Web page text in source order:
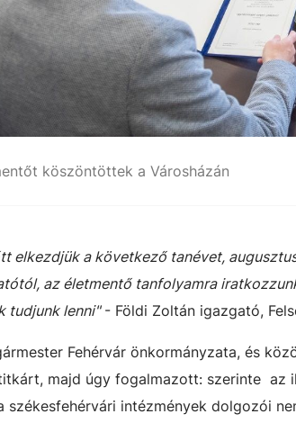
köszöntöttek a Városházán
elkezdjük a következő tanévet,
az életmentő tanfolyamra
tudjunk lenni"- Földi Zoltán igazgató,
Fehérvár önkormányzata, és
majd úgy fogalmazott: szerinte az
székesfehérvári intézmények dolgozói